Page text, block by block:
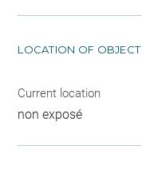
LOCATION OF OBJECT
Current location
non exposé